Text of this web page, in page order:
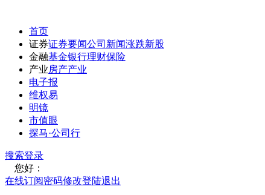
首页
证券证券要闻公司新闻涨跌新股
金融基金银行理财保险
产业房产产业
电子报
维权易
明镜
市值眼
探马·公司行
搜索登录
您好：
在线订阅密码修改登陆退出